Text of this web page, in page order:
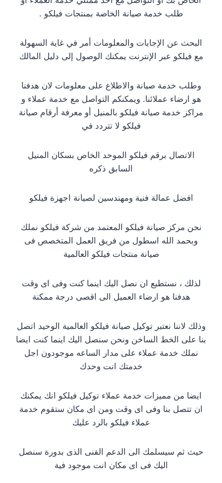
طلب خدمة صيانة الخاصة بمنتجات فيلكو .
البحث عن الإجابات والمعلومات أمر في غاية السهولة
مع فيلكو عبر الإنترنت يمكنك الوصول إلى دليل المالك
وطلب خدمة صيانة والاطلاع على معلومات لان هدفنا
هو ارضاء عملائنا. ويمكنكم التواصل مع خدمة عملاء و
مراكز خدمة صيانة فيلكو بالمنيل أو معرفة أرقام صيانة
فيلكو لا تتردد في
الاتصال برقم فيلكو الموحد الخاص بسكان المنيل
السابق ذكره
افضل عمالة فنية ومهندسين لصيانة اجهزة فيلكو
نحن مركز صيانة فيلكو المعتمد من شركة فيلكو نملك
وبحمد الله اسطول من فريق العمل المتخصص فى
صيانة منتجات فيلكو العالمية
لذلك ، نستطيع ان نصل اليك اينما كنت وفى اى وقت
هدفنا هو ارضاء العميل الى اقصى درجة ممكنة
وذلك لاننا نعتبر توكيل صيانة فيلكو العالمية الوحيد اتصل
بنا على الخط الساخن ونحن سنصل اليك اينما كنت ايضا
نملك خدمة عملاء على مدار الساعه موجودون اجل
خدمتك انت وحدك
ايضا من مميزات خدمة عملاء توكيل فيلكو انك يمكنك
ان تتصل بنا وفى اى وقت ومن اى مكان ستقوم خدمة
عملاء فيلكو بالرد عليك
حيث ثم سيسلمك الى الدعم الفنى الذى بدورة سنصل
اليك فى اى مكان انت موجود فية